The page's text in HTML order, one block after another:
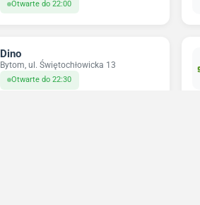
Otwarte do 22:00
Dino
Bytom, ul. Świętochłowicka 13
Otwarte do 22:30